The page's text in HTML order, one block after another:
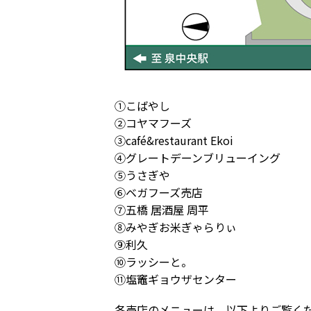
①こばやし
②コヤマフーズ
③café&restaurant Ekoi
④グレートデーンブリューイング
⑤うさぎや
⑥ベガフーズ売店
⑦五橋 居酒屋 周平
⑧みやぎお米ぎゃらりぃ
⑨利久
⑩ラッシーと。
⑪塩竈ギョウザセンター